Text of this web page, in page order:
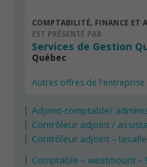
COMPTABILITÉ, FINANCE ET
EST PRÉSENTÉ PAR
Services de Gestion
Québec
Autres offres de l'entreprise
Adjoint-comptable/
Contrôleur adjoint /
Contrôleur adjoint – lasalle
Comptable – westmount –